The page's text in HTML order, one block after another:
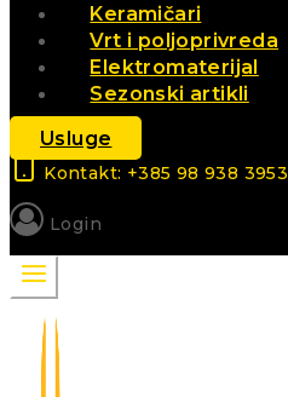
Keramičari
Vrt i poljoprivreda
Elektromaterijal
Sezonski artikli
Usluge
Kontakt: +385 98 938 3953
Login